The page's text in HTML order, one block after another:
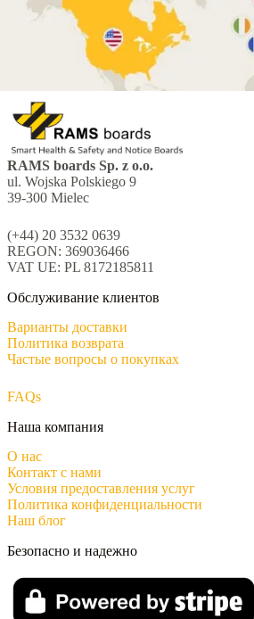
RAMS boards Sp. z o.o.
ul. Wojska Polskiego 9
39-300 Mielec
(+44) 20 3532 0639
REGON: 369036466
VAT UE: PL 8172185811
Обслуживание клиентов
Варианты доставки
Политика возврата
Частые вопросы о покупках
FAQs
Наша компания
О нас
Контакт с нами
Условия предоставления услуг
Политика конфиденциальности
Наш блог
Безопасно и надежно